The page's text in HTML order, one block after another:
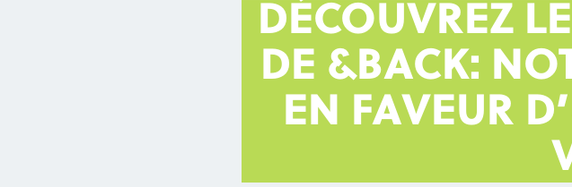
DÉCOUVREZ
DE &BACK:
EN FAVEUR